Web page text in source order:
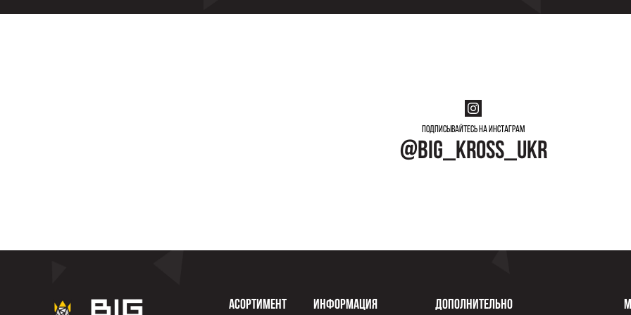
Подписывайтесь на инстаграм
@big_kross_ukr
Асортимент Информация Дополнительно